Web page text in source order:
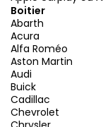
Boitier
Abarth
Acura
Alfa Roméo
Aston Martin
Audi
Buick
Cadillac
Chevrolet